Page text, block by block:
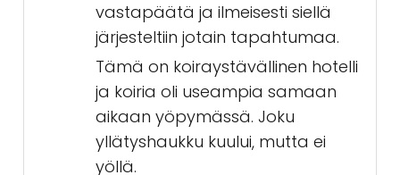
vastapäätä ja ilmeisesti siellä
järjesteltiin jotain tapahtumaa.
Tämä on koiraystävällinen hotelli
ja koiria oli useampia samaan
aikaan yöpymässä. Joku
yllätyshaukku kuului, mutta ei
yöllä.